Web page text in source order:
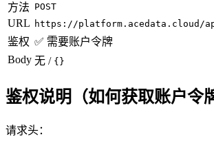
方法 POST
URL https://
鉴权 ✅ 需要账户令牌
Body 无 / {}
鉴权说明（如何获取账户令
请求头：